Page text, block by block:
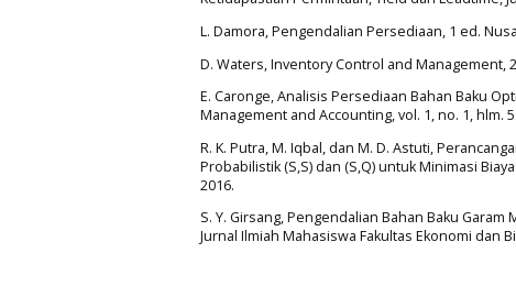
L. Damora, Pengendalian Persediaan, 1 ed.
D. Waters, Inventory Control and Management,
E. Caronge, Analisis Persediaan Bahan Baku
Management and Accounting, vol. 1, no. 1, hlm.
R. K. Putra, M. Iqbal, dan M. D. Astuti,
Probabilistik (S,S) dan (S,Q) untuk Minimasi
2016.
S. Y. Girsang, Pengendalian Bahan Baku
Jurnal Ilmiah Mahasiswa Fakultas Ekonomi dan